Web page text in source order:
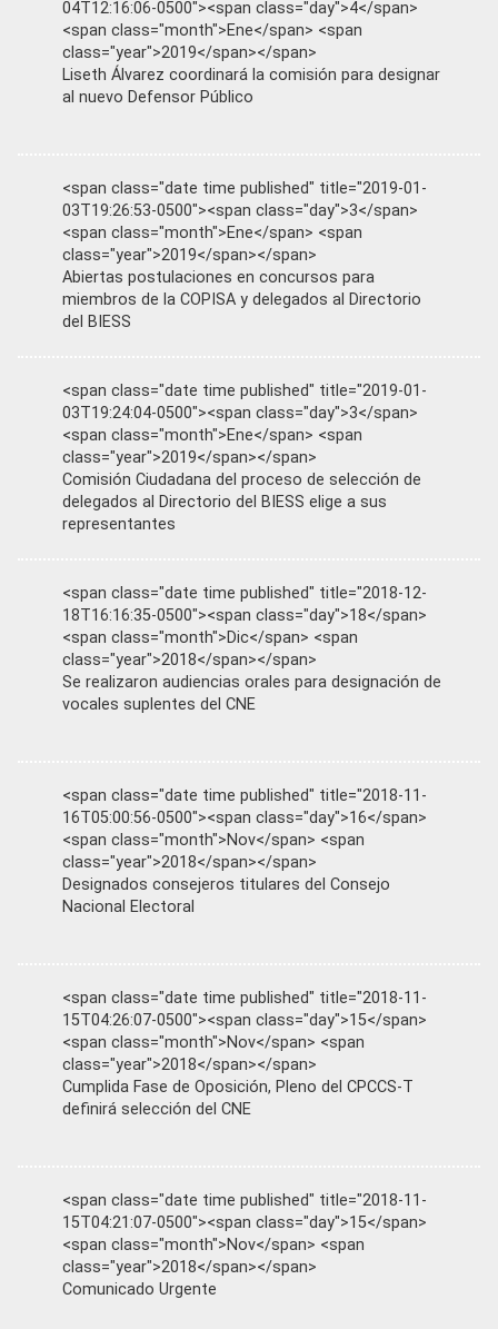
04T12:16:06-0500"><span class="day">4</span>
<span class="month">Ene</span> <span
class="year">2019</span></span>
Liseth Álvarez coordinará la comisión para designar
al nuevo Defensor Público
<span class="date time published" title="2019-01-
03T19:26:53-0500"><span class="day">3</span>
<span class="month">Ene</span> <span
class="year">2019</span></span>
Abiertas postulaciones en concursos para
miembros de la COPISA y delegados al Directorio
del BIESS
<span class="date time published" title="2019-01-
03T19:24:04-0500"><span class="day">3</span>
<span class="month">Ene</span> <span
class="year">2019</span></span>
Comisión Ciudadana del proceso de selección de
delegados al Directorio del BIESS elige a sus
representantes
<span class="date time published" title="2018-12-
18T16:16:35-0500"><span class="day">18</span>
<span class="month">Dic</span> <span
class="year">2018</span></span>
Se realizaron audiencias orales para designación de
vocales suplentes del CNE
<span class="date time published" title="2018-11-
16T05:00:56-0500"><span class="day">16</span>
<span class="month">Nov</span> <span
class="year">2018</span></span>
Designados consejeros titulares del Consejo
Nacional Electoral
<span class="date time published" title="2018-11-
15T04:26:07-0500"><span class="day">15</span>
<span class="month">Nov</span> <span
class="year">2018</span></span>
Cumplida Fase de Oposición, Pleno del CPCCS-T
definirá selección del CNE
<span class="date time published" title="2018-11-
15T04:21:07-0500"><span class="day">15</span>
<span class="month">Nov</span> <span
class="year">2018</span></span>
Comunicado Urgente